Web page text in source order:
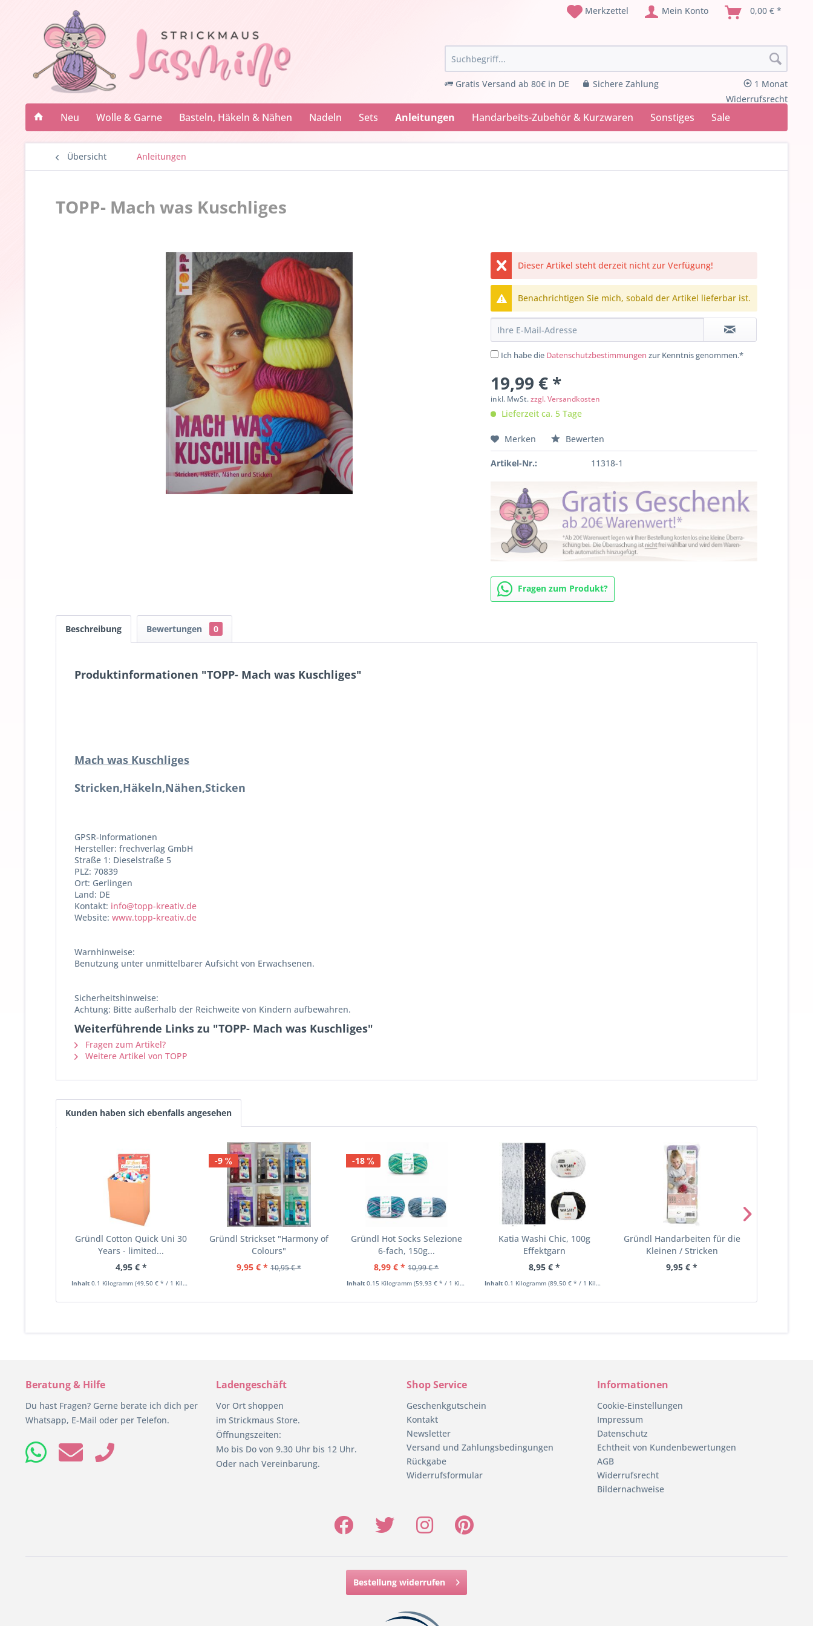
Merkzettel Mein Konto 0,00 € *
Gratis Versand ab 80€ in DE Sichere Zahlung
1 Monat
Widerrufsrecht
Neu Wolle & Garne Basteln, Häkeln & Nähen Nadeln Sets Anleitungen Handarbeits-Zubehör & Kurzwaren Sonstiges Sale
Übersicht Anleitungen
TOPP- Mach was Kuschliges
Dieser Artikel steht derzeit nicht zur Verfügung!
Benachrichtigen Sie mich, sobald der Artikel lieferbar ist.
Ich habe die Datenschutzbestimmungen zur Kenntnis genommen.*
19,99 € *
inkl. MwSt.zzgl. Versandkosten
Lieferzeit ca. 5 Tage
Merken Bewerten
Artikel-Nr.: 11318-1
Fragen zum Produkt?
Beschreibung Bewertungen 0
Produktinformationen "TOPP- Mach was Kuschliges"
Mach was Kuschliges
Stricken,Häkeln,Nähen,Sticken
GPSR-Informationen
Hersteller: frechverlag GmbH
Straße 1: Dieselstraße 5
PLZ: 70839
Ort: Gerlingen
Land: DE
Kontakt: info@topp-kreativ.de
Website: www.topp-kreativ.de
Warnhinweise:
Benutzung unter unmittelbarer Aufsicht von Erwachsenen.
Sicherheitshinweise:
Achtung: Bitte außerhalb der Reichweite von Kindern aufbewahren.
Weiterführende Links zu "TOPP- Mach was Kuschliges"
Fragen zum Artikel?
Weitere Artikel von TOPP
Kunden haben sich ebenfalls angesehen
Gründl Cotton Quick Uni 30
Years - limited...
4,95 € *
Inhalt 0.1 Kilogramm (49,50 € * / 1 Kilogramm)
-9
Gründl Strickset "Harmony of
Colours"
9,95 € * 10,95 € *
-18
Gründl Hot Socks Selezione
6-fach, 150g...
8,99 € * 10,99 € *
Inhalt0.15 Kilogramm(59,93 € * / 1 Kilogramm)
Katia Washi Chic, 100g
Effektgarn
8,95 € *
Inhalt 0.1 Kilogramm (89,50 € * / 1 Kilogramm)
Gründl Handarbeiten für die
Kleinen / Stricken
9,95 € *
Beratung & Hilfe
Du hast Fragen? Gerne berate ich dich per
Whatsapp, E-Mail oder per Telefon.
Ladengeschäft
Vor Ort shoppen
im Strickmaus Store.
Öffnungszeiten:
Mo bis Do von 9.30 Uhr bis 12 Uhr.
Oder nach Vereinbarung.
Shop Service
Geschenkgutschein
Kontakt
Newsletter
Versand und Zahlungsbedingungen
Rückgabe
Widerrufsformular
Informationen
Cookie-Einstellungen
Impressum
Datenschutz
Echtheit von Kundenbewertungen
AGB
Widerrufsrecht
Bildernachweise
Bestellung widerrufen